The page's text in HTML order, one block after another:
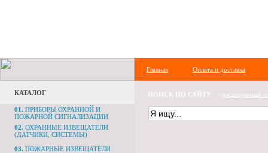
Главная Оплата и доставка
КАТАЛОГ
01. ПРИБОРЫ ОХРАННОЙ И
ПОЖАРНОЙ СИГНАЛИЗАЦИИ
02. ОХРАННЫЕ ИЗВЕЩАТЕЛИ
(ДАТЧИКИ, СИСТЕМЫ)
03. ПОЖАРНЫЕ ИЗВЕЩАТЕЛИ
ПОИСК ПО САЙТУ расширенный